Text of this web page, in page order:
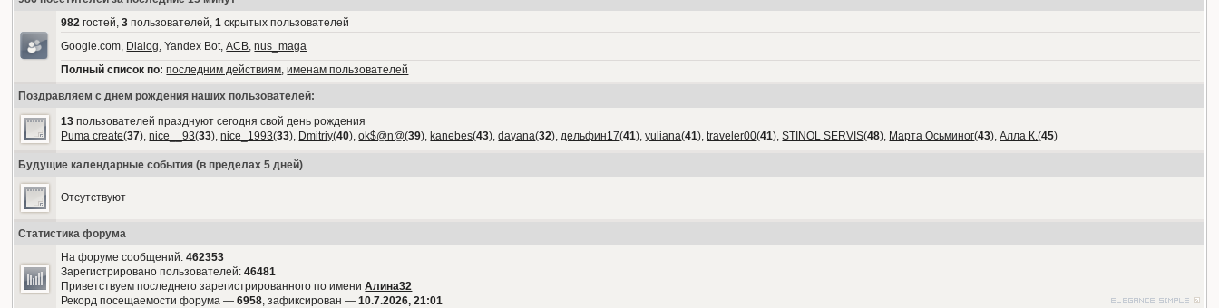
982 гостей,3 пользователей,1 скрытых пользователей
Google.com, Dialog, Yandex Bot,АСВ,nus_maga
Полный список по: последним действиям,именам пользователей
Поздравляем с днем рождения наших пользователей:
13 пользователей празднуют сегодня свой день рождения
Puma create(37),nice__93(33),nice_1993(33), Dmitriy(40),ok$@n@(39), kanebes(43),dayana(32),дельфин17(41),yuliana(41),traveler00(41),STINOL SERVIS(48), Марта Осьминог(43),Алла К.(45)
Будущие календарные события (в пределах 5 дней)
Отсутствуют
Статистика форума
На форуме сообщений:462353
Зарегистрировано пользователей:46481
Приветствуем последнего зарегистрированного по имениАлина32
Рекорд посещаемости форума —6958, зафиксирован —10.7.2026, 21:01